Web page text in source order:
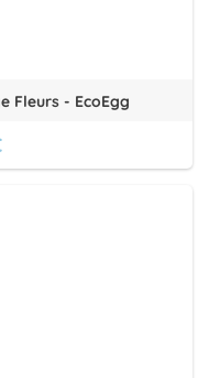
Fleurs - EcoEgg